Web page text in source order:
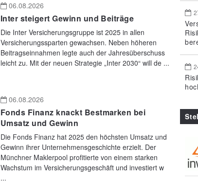
06.08.2026
Inter steigert Gewinn und Beiträge
Die Inter Versicherungsgruppe ist 2025 in allen
Versicherungssparten gewachsen. Neben höheren
Beitragseinnahmen legte auch der Jahresüberschuss
leicht zu. Mit der neuen Strategie „Inter 2030“ will de ...
06.08.2026
Fonds Finanz knackt Bestmarken bei
Umsatz und Gewinn
Die Fonds Finanz hat 2025 den höchsten Umsatz und
Gewinn ihrer Unternehmensgeschichte erzielt. Der
Münchner Maklerpool profitierte von einem starken
Wachstum im Versicherungsgeschäft und investiert w
...